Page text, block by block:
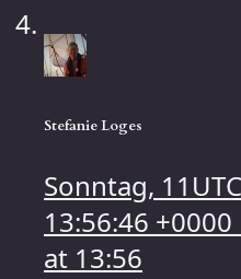
Stefanie Loges
Sonntag,
13:56:46
at 13:56